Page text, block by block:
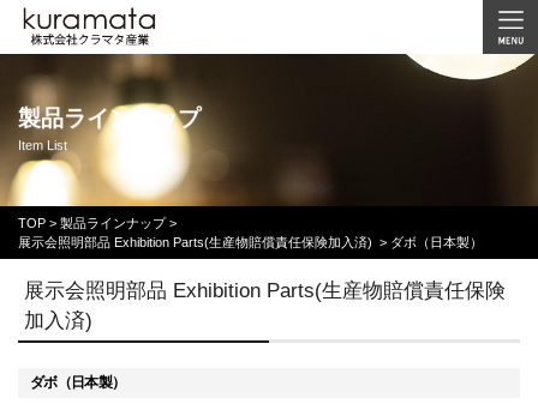
製品ラインナップ
Item List
TOP > 製品ラインナップ >
展示会照明部品 Exhibition Parts(生産物賠償責任保険加入済) > ダボ（日本製）
展示会照明部品 Exhibition Parts(生産物賠償責任保険
加入済)
ダボ（日本製）